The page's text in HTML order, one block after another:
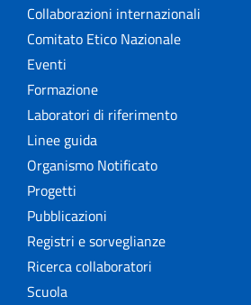
Collaborazioni internazionali
Comitato Etico Nazionale
Eventi
Formazione
Laboratori di riferimento
Linee guida
Organismo Notificato
Progetti
Pubblicazioni
Registri e sorveglianze
Ricerca collaboratori
Scuola